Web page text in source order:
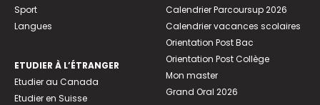
Sport
Langues
ETUDIER À L’ÉTRANGER
Etudier au Canada
Etudier en Suisse
Calendrier Parcoursup 2026
Calendrier vacances scolaires
Orientation Post Bac
Orientation Post Collège
Mon master
Grand Oral 2026